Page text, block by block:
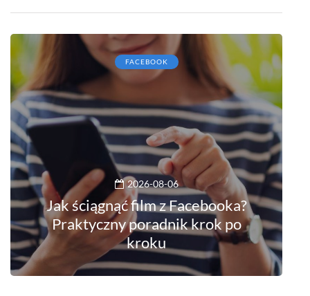
FACEBOOK
2026-08-06
Jak ściągnąć film z Facebooka?
Praktyczny poradnik krok po
kroku